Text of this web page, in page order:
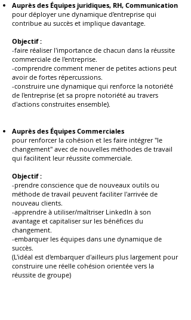
Auprès des Équipes juridiques, RH, Communication
pour déployer une dynamique d'entreprise qui
contribue au succès et implique davantage.
Objectif :
-faire réaliser l'importance de chacun dans la réussite
commerciale de l'entreprise.
-comprendre comment mener de petites actions peut
avoir de fortes répercussions.
-construire une dynamique qui renforce la notoriété
de l'entreprise (et sa propre notoriété au travers
d'actions construites ensemble).
Auprès des Équipes Commerciales
pour renforcer la cohésion et les faire intégrer "le
changement" avec de nouvelles méthodes de travail
qui facilitent leur réussite commerciale.
Objectif :
-prendre conscience que de nouveaux outils ou
méthode de travail peuvent faciliter l'arrivée de
nouveau clients.
-apprendre à utiliser/maîtriser LinkedIn à son
avantage et capitaliser sur les bénéfices du
changement.
-embarquer les équipes dans une dynamique de
succès.
(L'idéal est d'embarquer d'ailleurs plus largement pour
construire une réelle cohésion orientée vers la
réussite de groupe)